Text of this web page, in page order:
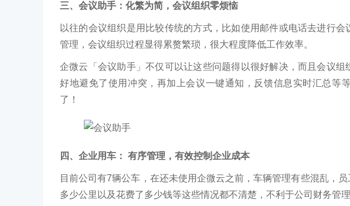
三、会议助手：化繁为简，会议组织零烦恼
以往的会议组织是用比较传统的方式，比如使用邮件或电话去进行
管理，会议组织过程显得累赘繁琐，很大程度降低工作效率。
企微云「会议助手」不仅可以让这些问题得以很好解决，而且会议
好地避免了使用冲突，再加上会议一键通知，反馈信息实时汇总等
了！
四、企业用车： 有序管理，有效控制企业成本
目前公司有7辆公车，在还未使用企微云之前，车辆管理有些混乱，
多少公里以及花费了多少钱等这些情况都不清楚，不利于公司财务管